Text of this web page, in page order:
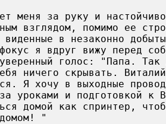
меня за руку и
взглядом, помимо ее
виденные в незаконно
я вдруг вижу перед
голос: "Папа.
ничего скрывать.
Я хочу в выходные
уроками и подготовкой
домой как спринтер,
"